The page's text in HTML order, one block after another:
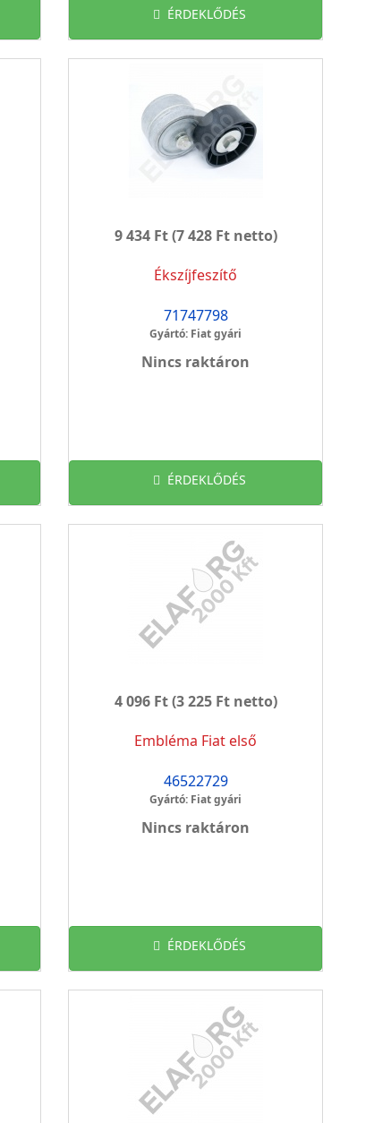
ÉRDEKLŐDÉS
9 434 Ft(7 428 Ft netto)
Ékszíjfeszítő
71747798
Gyártó: Fiat gyári
Nincs raktáron
ÉRDEKLŐDÉS
4 096 Ft(3 225 Ft netto)
Embléma Fiat első
46522729
Gyártó: Fiat gyári
Nincs raktáron
ÉRDEKLŐDÉS